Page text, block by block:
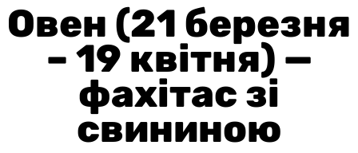
Овен (21 березня
– 19 квітня) —
фахітас зі
свининою